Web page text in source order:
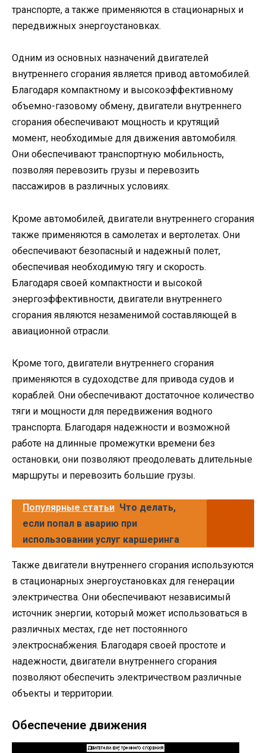
транспорте, а также применяются в стационарных и
передвижных энергоустановках.
Одним из основных назначений двигателей
внутреннего сгорания является привод автомобилей.
Благодаря компактному и высокоэффективному
объемно-газовому обмену, двигатели внутреннего
сгорания обеспечивают мощность и крутящий
момент, необходимые для движения автомобиля.
Они обеспечивают транспортную мобильность,
позволяя перевозить грузы и перевозить
пассажиров в различных условиях.
Кроме автомобилей, двигатели внутреннего сгорания
также применяются в самолетах и вертолетах. Они
обеспечивают безопасный и надежный полет,
обеспечивая необходимую тягу и скорость.
Благодаря своей компактности и высокой
энергоэффективности, двигатели внутреннего
сгорания являются незаменимой составляющей в
авиационной отрасли.
Кроме того, двигатели внутреннего сгорания
применяются в судоходстве для привода судов и
кораблей. Они обеспечивают достаточное количество
тяги и мощности для передвижения водного
транспорта. Благодаря надежности и возможной
работе на длинные промежутки времени без
остановки, они позволяют преодолевать длительные
маршруты и перевозить большие грузы.
Популярные статьи Что делать,
если попал в аварию при
использовании услуг каршеринга
Также двигатели внутреннего сгорания используются
в стационарных энергоустановках для генерации
электричества. Они обеспечивают независимый
источник энергии, который может использоваться в
различных местах, где нет постоянного
электроснабжения. Благодаря своей простоте и
надежности, двигатели внутреннего сгорания
позволяют обеспечить электричеством различные
объекты и территории.
Обеспечение движения